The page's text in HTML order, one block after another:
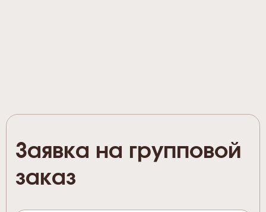
Заявка на групповой
заказ